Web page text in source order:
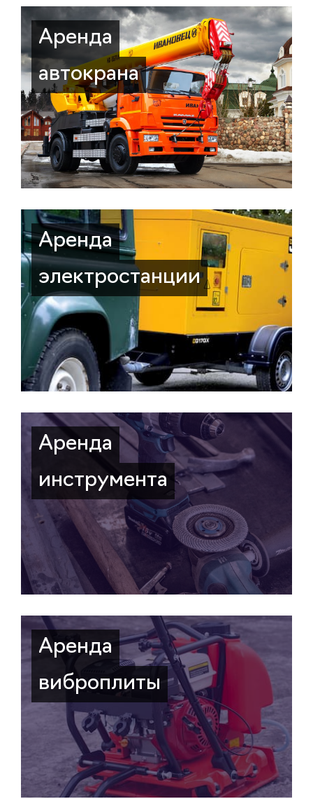
Аренда
автокрана
Аренда
электростанции
Аренда
инструмента
Аренда
виброплиты